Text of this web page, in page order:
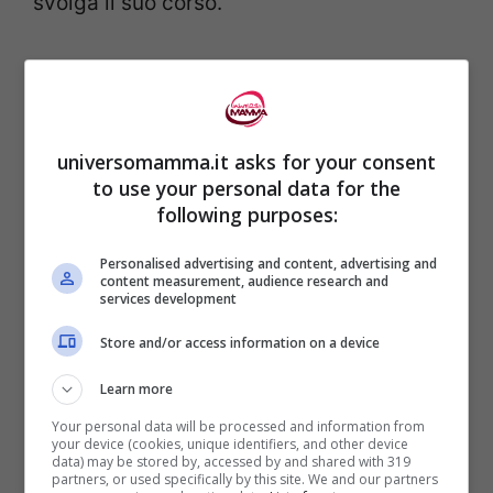
soprattutto della zona delle guance,
braccia e gambe. Laquinta malattianon
presenta particolari forme ditrattamento
se non quelle per abbassare la
febbre, poiché, essendo di origine virale,
deve poter avere il suo decorso. Colpisce
principalmente bimbi in età scolare.
Malattie esantematiche: la
Sesta Malattia
universomamma.it asks for your consent
to use your personal data for the
following purposes:
Personalised advertising and content, advertising and
content measurement, audience research and
services development
Store and/or access information on a device
Learn more
Your personal data will be processed and information from
your device (cookies, unique identifiers, and other device
data) may be stored by, accessed by and shared with 319
partners, or used specifically by this site. We and our partners